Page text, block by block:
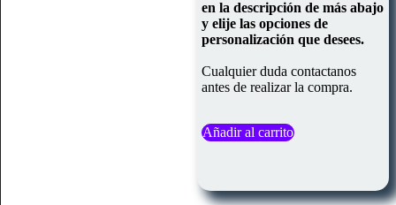
en la descripción de más abajo
y elije las opciones de
personalización que desees.
Cualquier duda contactanos
antes de realizar la compra.
Añadir al carrito